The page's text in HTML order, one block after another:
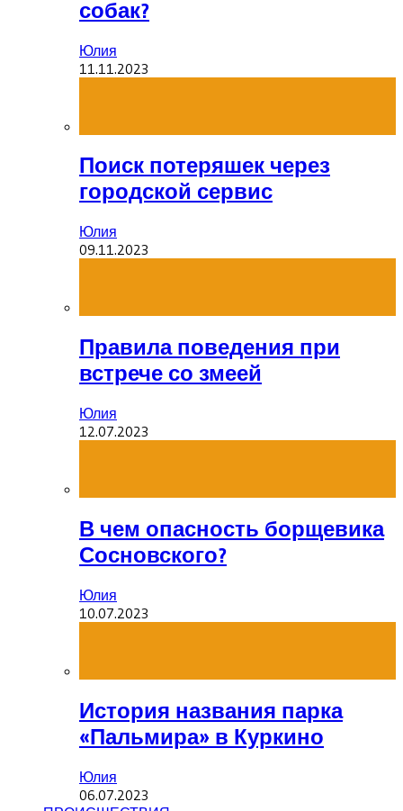
собак?
Юлия
11.11.2023
Поиск потеряшек через
городской сервис
Юлия
09.11.2023
Правила поведения при
встрече со змеей
Юлия
12.07.2023
В чем опасность борщевика
Сосновского?
Юлия
10.07.2023
История названия парка
«Пальмира» в Куркино
Юлия
06.07.2023